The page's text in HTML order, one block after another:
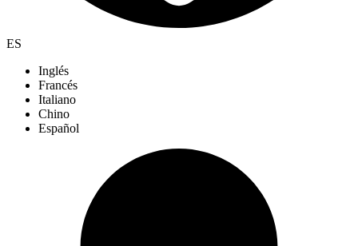
ES
Inglés
Francés
Italiano
Chino
Español